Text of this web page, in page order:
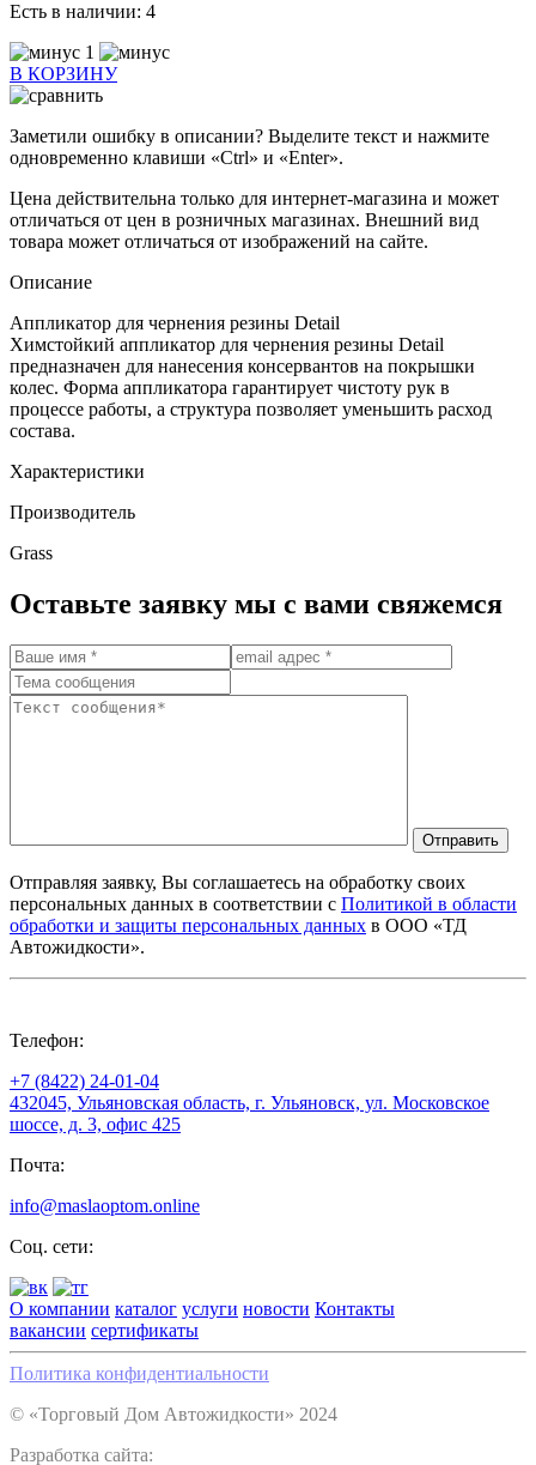
Есть в наличии: 4
1
В КОРЗИНУ
Заметили ошибку в описании? Выделите текст и нажмите
одновременно клавиши «Ctrl» и «Enter».
Цена действительна только для интернет-магазина и может
отличаться от цен в розничных магазинах. Внешний вид
товара может отличаться от изображений на сайте.
Описание
Аппликатор для чернения резины Detail
Химстойкий аппликатор для чернения резины Detail
предназначен для нанесения консервантов на покрышки
колес. Форма аппликатора гарантирует чистоту рук в
процессе работы, а структура позволяет уменьшить расход
состава.
Характеристики
Производитель
Grass
Оставьте заявку мы с вами свяжемся
Отправить
Отправляя заявку, Вы соглашаетесь на обработку своих
персональных данных в соответствии с Политикой в области
обработки и защиты персональных данных в ООО «ТД
Автожидкости».
Телефон:
+7 (8422) 24-01-04
432045, Ульяновская область, г. Ульяновск, ул. Московское
шоссе, д. 3, офис 425
Почта:
info@maslaoptom.online
Соц. сети:
О компании каталог услуги новости Контакты
вакансии сертификаты
Политика конфидентиальности
© «Торговый Дом Автожидкости» 2024
Разработка сайта: